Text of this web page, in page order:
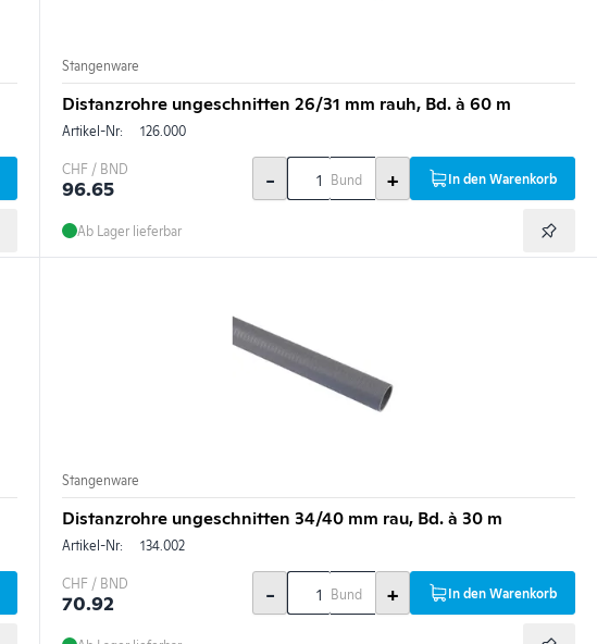
Stangenware
Distanzrohre ungeschnitten 26/31 mm rauh, Bd. à 60 m
Artikel-Nr: 126.000
CHF / BND
96.65 - Bund + In den Warenkorb
Ab Lager lieferbar
Stangenware
Distanzrohre ungeschnitten 34/40 mm rau, Bd. à 30 m
Artikel-Nr: 134.002
CHF / BND
70.92 - Bund + In den Warenkorb